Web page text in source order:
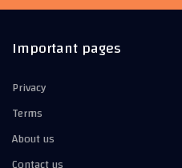
Important pages
Privacy
Terms
About us